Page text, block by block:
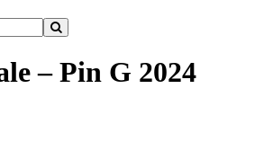
– Pin G 2024